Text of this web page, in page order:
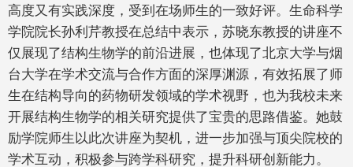
高度又有实践深度，受到在场师生的一致好评。生命科学
学院院长孙利芹教授在总结中表示，苏晓东教授的讲座不
仅展现了结构生物学的前沿进展，也体现了北京大学与烟
台大学在学术交流与合作方面的深厚渊源，有效拓展了师
生在结构导向的药物研发领域的学术视野，也为我校未来
开展结构生物学的相关研究提供了宝贵的思路借鉴。她鼓
励学院师生以此次讲座为契机，进一步加强与顶尖院校的
学术互动，积极参与跨学科研究，提升科研创新能力。